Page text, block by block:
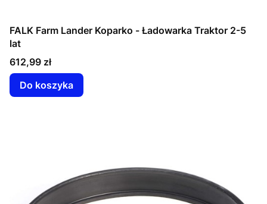
FALK Farm Lander Koparko - Ładowarka Traktor 2-5
lat
Cena
612,99 zł
Do koszyka